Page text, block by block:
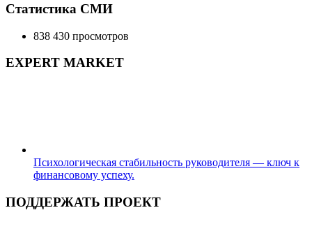
Статистика СМИ
838 430 просмотров
EXPERT MARKET
Психологическая стабильность руководителя — ключ к
финансовому успеху.
ПОДДЕРЖАТЬ ПРОЕКТ